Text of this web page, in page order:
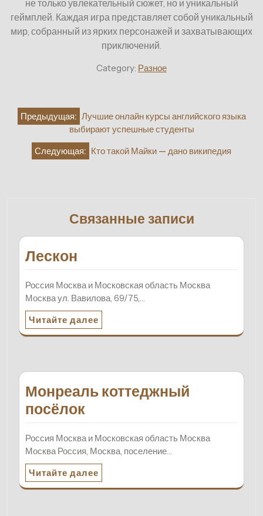
не только увлекательный сюжет, но и уникальный
геймплей. Каждая игра представляет собой уникальный
мир, собранный из ярких персонажей и захватывающих
приключений.
Category: Разное
Навигация
по
записям
Предыдущая: Лучшие онлайн курсы английского языка
выбирают успешные студенты
Следующая: Кто такой Майки — дано википедия
Связанные записи
Лескон
Россия Москва и Московская область Москва
Москва ул. Вавилова, 69/75,…
Читайте далее
Монреаль коттеджный
посёлок
Россия Москва и Московская область Москва
Москва Россия, Москва, поселение…
Читайте далее